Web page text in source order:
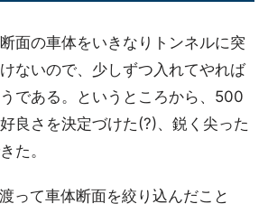
面の車体をいきなりトンネルに突
ないので、少しずつ入れてやれば
である。というところから、500
良さを決定づけた(?)、鋭く尖った
た。
って車体断面を絞り込んだこと